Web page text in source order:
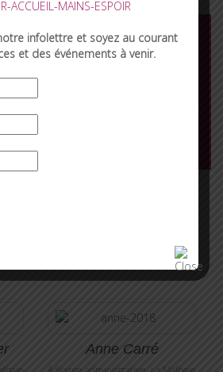
Témoignages
parvenir
là pour vous
Anne Carré
infolettre et soyez au courant
et des événements à venir.